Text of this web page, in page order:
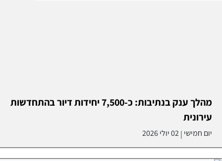
מהלך ענק בנתיבות: כ-7,500 יחידות דיור בהתחדשות
עירונית
יום חמישי |02 יולי 2026